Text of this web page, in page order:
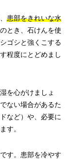
患部をきれいな水
とき、石けんを使
ゴシと強くこする
程度にとどめまし
を心がけましょ
ない場合があるた
など）や、必要に
す。
す。患部を冷やす